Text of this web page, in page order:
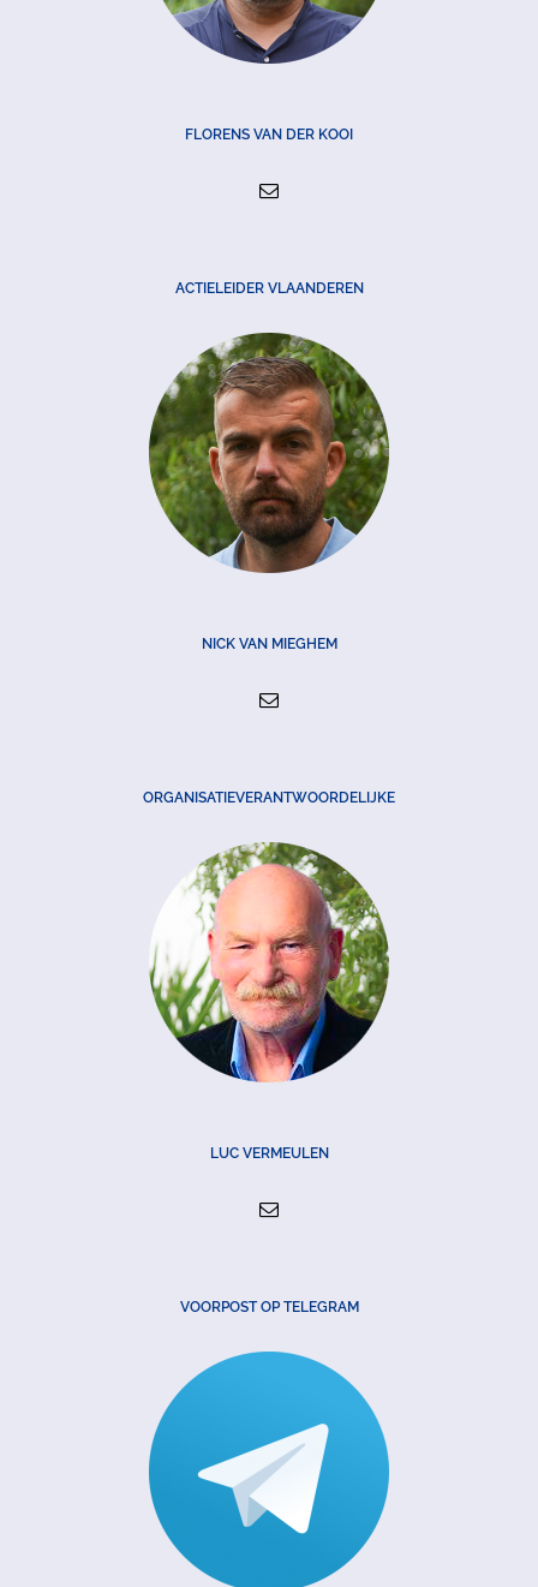
FLORENS VAN DER KOOI
ACTIELEIDER VLAANDEREN
NICK VAN MIEGHEM
ORGANISATIEVERANTWOORDELIJKE
LUC VERMEULEN
VOORPOST OP TELEGRAM